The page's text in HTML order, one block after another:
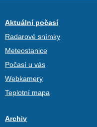
Aktuální počasí
Radarové snímky
Meteostanice
Počasí u vás
Webkamery
Teplotní mapa
Archiv